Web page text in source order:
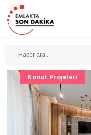
Konut Projeleri